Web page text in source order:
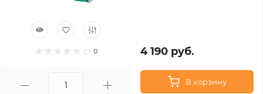
0 4 190 руб.
В корзину